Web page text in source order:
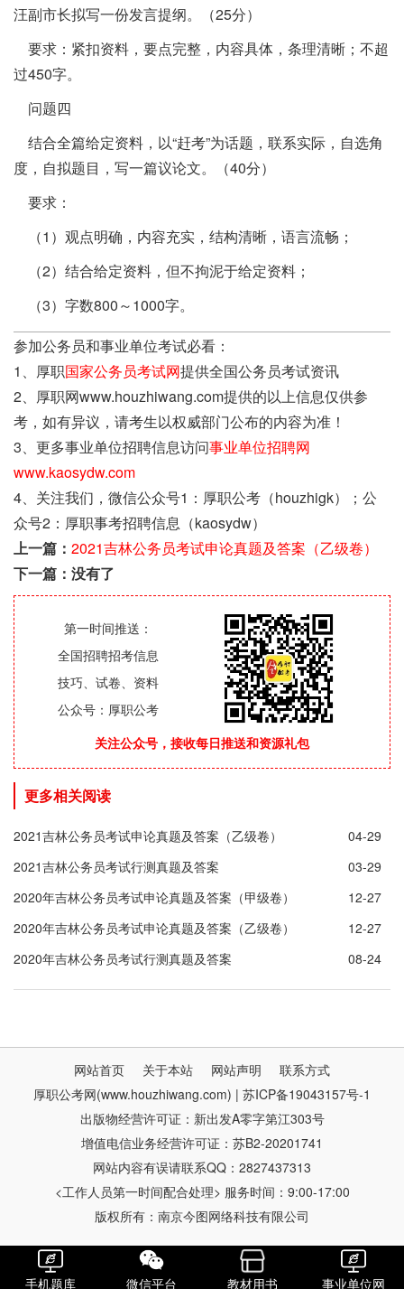
汪副市长拟写一份发言提纲。（25分）
要求：紧扣资料，要点完整，内容具体，条理清晰；不超
过450字。
问题四
结合全篇给定资料，以“赶考”为话题，联系实际，自选角
度，自拟题目，写一篇议论文。（40分）
要求：
（1）观点明确，内容充实，结构清晰，语言流畅；
（2）结合给定资料，但不拘泥于给定资料；
（3）字数800～1000字。
参加公务员和事业单位考试必看：
1、厚职国家公务员考试网提供全国公务员考试资讯
2、厚职网www.houzhiwang.com提供的以上信息仅供参
考，如有异议，请考生以权威部门公布的内容为准！
3、更多事业单位招聘信息访问事业单位招聘网
www.kaosydw.com
4、关注我们，微信公众号1：厚职公考（houzhigk）；公
众号2：厚职事考招聘信息（kaosydw）
上一篇： 2021吉林公务员考试申论真题及答案（乙级卷）
下一篇：没有了
第一时间推送：
全国招聘招考信息
技巧、试卷、资料
公众号：厚职公考
关注公众号，接收每日推送和资源礼包
更多相关阅读
2021吉林公务员考试申论真题及答案（乙级卷）
04-29
2021吉林公务员考试行测真题及答案
03-29
2020年吉林公务员考试申论真题及答案（甲级卷）
12-27
2020年吉林公务员考试申论真题及答案（乙级卷）
12-27
2020年吉林公务员考试行测真题及答案
08-24
网站首页 关于本站 网站声明
联系方式
厚职公考网(www.houzhiwang.com) | 苏ICP备19043157号-1
出版物经营许可证：新出发A零字第江303号
增值电信业务经营许可证：苏B2-20201741
网站内容有误请联系QQ：2827437313
<工作人员第一时间配合处理> 服务时间：9:00-17:00
版权所有：南京今图网络科技有限公司
手机题库 微信平台 教材用书 事业单位网